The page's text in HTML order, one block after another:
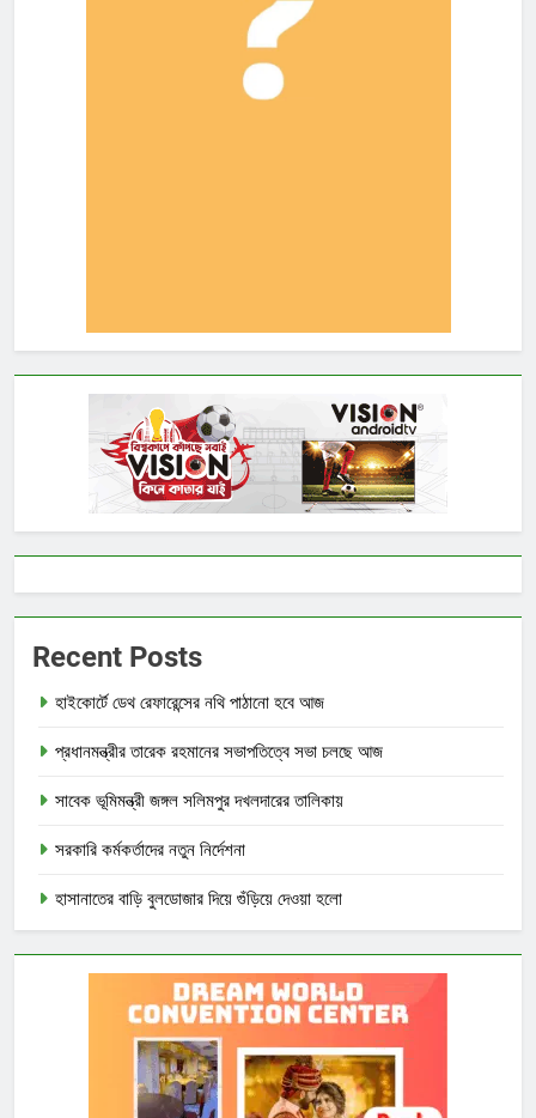
Recent Posts
হাইকোর্টে ডেথ রেফারেন্সের নথি পাঠানো হবে আজ
প্রধানমন্ত্রীর তারেক রহমানের সভাপতিত্বে সভা চলছে আজ
সাবেক ভূমিমন্ত্রী জঙ্গল সলিমপুর দখলদারের তালিকায়
সরকারি কর্মকর্তাদের নতুন নির্দেশনা
হাসানাতের বাড়ি বুলডোজার দিয়ে গুঁড়িয়ে দেওয়া হলো